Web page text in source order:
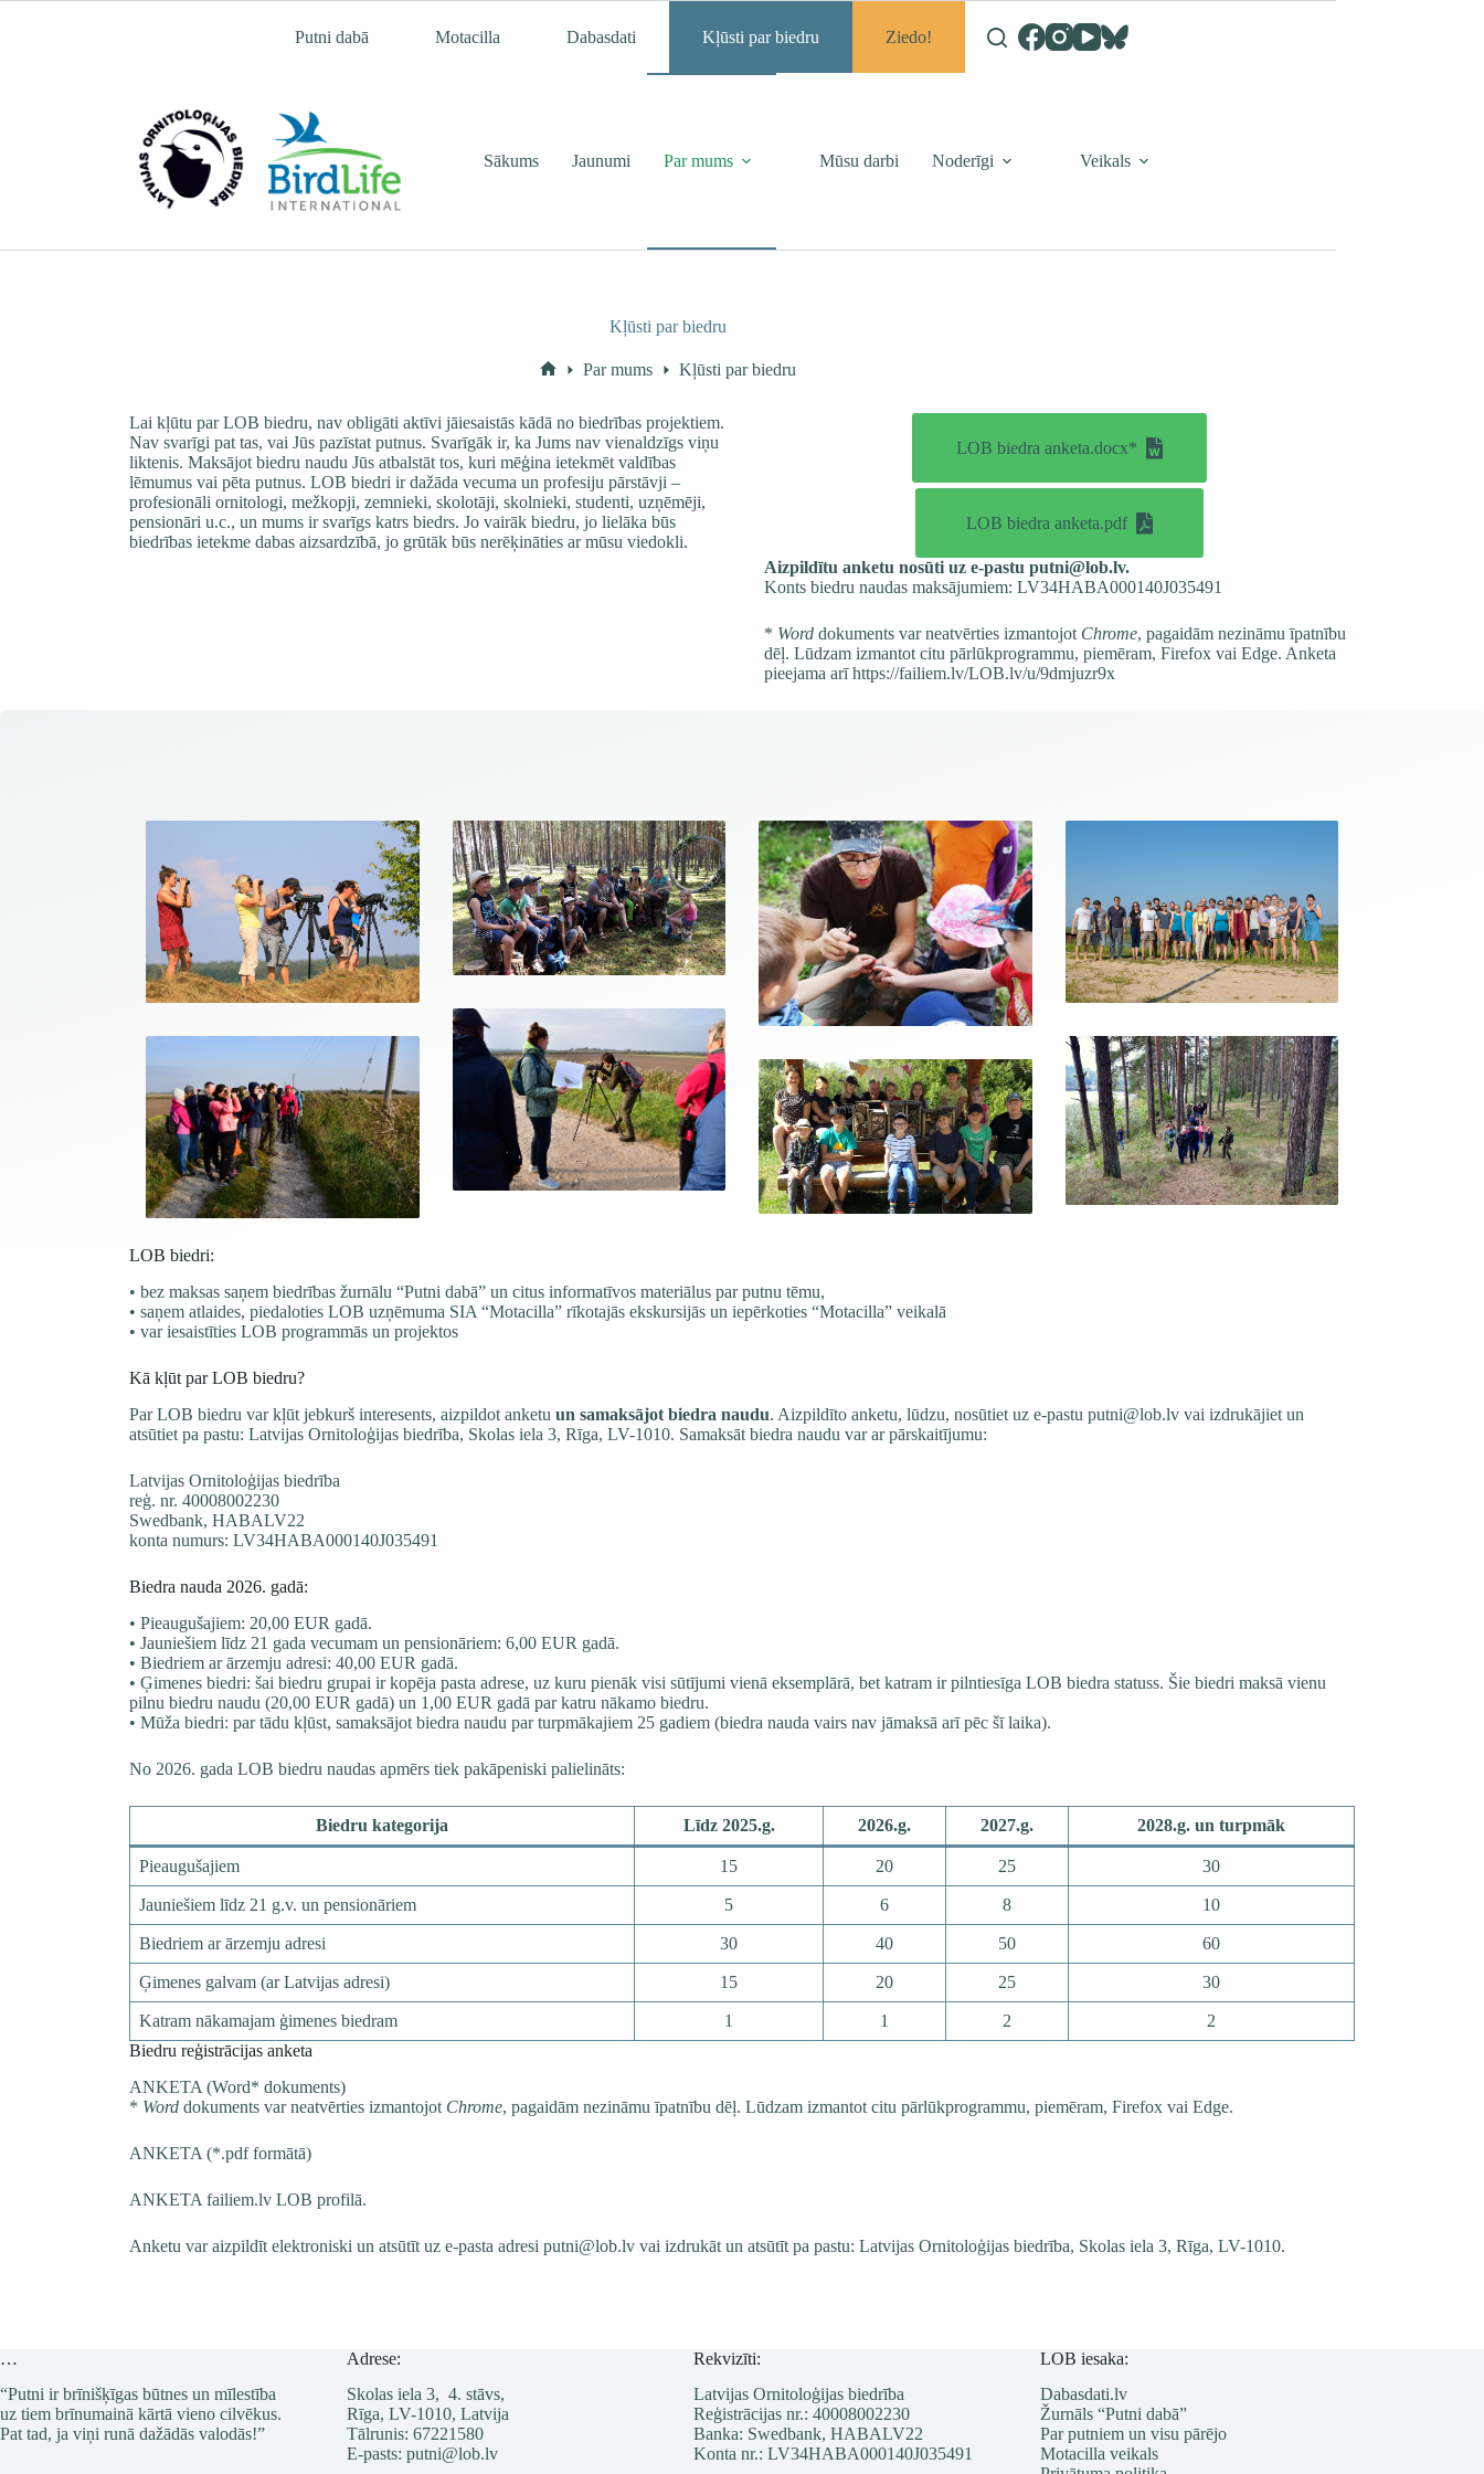
Putni dabā Motacilla Dabasdati Kļūsti par biedru Ziedo!
Sākums Jaunumi Par mums Mūsu darbi Noderīgi Veikals
Kļūsti par biedru
Par mums Kļūsti par biedru
Lai kļūtu par LOB biedru, nav obligāti aktīvi jāiesaistās kādā no biedrības projektiem.
Nav svarīgi pat tas, vai Jūs pazīstat putnus. Svarīgāk ir, ka Jums nav vienaldzīgs viņu
liktenis. Maksājot biedru naudu Jūs atbalstāt tos, kuri mēģina ietekmēt valdības
lēmumus vai pēta putnus. LOB biedri ir dažāda vecuma un profesiju pārstāvji –
profesionāli ornitologi, mežkopji, zemnieki, skolotāji, skolnieki, studenti, uzņēmēji,
pensionāri u.c., un mums ir svarīgs katrs biedrs. Jo vairāk biedru, jo lielāka būs
biedrības ietekme dabas aizsardzībā, jo grūtāk būs nerēķināties ar mūsu viedokli.
LOB biedra anketa.docx*
LOB biedra anketa.pdf
Aizpildītu anketu nosūti uz e-pastuputni@lob.lv.
Konts biedru naudas maksājumiem: LV34HABA000140J035491
* Worddokuments var neatvērties izmantojot Chrome, pagaidām nezināmu īpatnību
dēļ. Lūdzam izmantot citu pārlūkprogrammu, piemēram, Firefox vai Edge. Anketa
pieejama arīhttps://failiem.lv/LOB.lv/u/9dmjuzr9x
LOB biedri:
• bez maksas saņem biedrības žurnālu “Putni dabā” un citus informatīvos materiālus par putnu tēmu,
• saņem atlaides, piedaloties LOB uzņēmuma SIA “Motacilla” rīkotajās ekskursijās un iepērkoties “Motacilla” veikalā
• var iesaistīties LOB programmās un projektos
Kā kļūt par LOB biedru?
Par LOB biedru var kļūt jebkurš interesents, aizpildot anketu un samaksājot biedra naudu. Aizpildīto anketu, lūdzu, nosūtiet uz e-pastu putni@lob.lv vai izdrukājiet un
atsūtiet pa pastu: Latvijas Ornitoloģijas biedrība, Skolas iela 3, Rīga, LV-1010. Samaksāt biedra naudu var ar pārskaitījumu:
Latvijas Ornitoloģijas biedrība
reģ. nr. 40008002230
Swedbank, HABALV22
konta numurs: LV34HABA000140J035491
Biedra nauda 2026. gadā:
• Pieaugušajiem: 20,00 EUR gadā.
• Jauniešiem līdz 21 gada vecumam un pensionāriem: 6,00 EUR gadā.
• Biedriem ar ārzemju adresi: 40,00 EUR gadā.
• Ģimenes biedri: šai biedru grupai ir kopēja pasta adrese, uz kuru pienāk visi sūtījumi vienā eksemplārā, bet katram ir pilntiesīga LOB biedra statuss. Šie biedri maksā vienu
pilnu biedru naudu (20,00 EUR gadā) un 1,00 EUR gadā par katru nākamo biedru.
• Mūža biedri: par tādu kļūst, samaksājot biedra naudu par turpmākajiem 25 gadiem (biedra nauda vairs nav jāmaksā arī pēc šī laika).
No 2026. gada LOB biedru naudas apmērs tiek pakāpeniski palielināts:
Biedru kategorija Līdz 2025.g. 2026.g. 2027.g. 2028.g. un turpmāk
Pieaugušajiem 15 20 25 30
Jauniešiem līdz 21 g.v. un pensionāriem 5 6 8 10
Biedriem ar ārzemju adresi 30 40 50 60
Ģimenes galvam (ar Latvijas adresi) 15 20 25 30
Katram nākamajam ģimenes biedram 1 1 2
2
Biedru reģistrācijas anketa
ANKETA (Word* dokuments)
* Word dokuments var neatvērties izmantojot Chrome, pagaidām nezināmu īpatnību dēļ. Lūdzam izmantot citu pārlūkprogrammu, piemēram, Firefox vai Edge.
ANKETA (*.pdf formātā)
ANKETA failiem.lv LOB profilā.
Anketu var aizpildīt elektroniski un atsūtīt uz e-pasta adresi putni@lob.lv vai izdrukāt un atsūtīt pa pastu: Latvijas Ornitoloģijas biedrība, Skolas iela 3, Rīga, LV-1010.
…
“Putni ir brīnišķīgas būtnes un mīlestība
uz tiem brīnumainā kārtā vieno cilvēkus.
Pat tad, ja viņi runā dažādās valodās!”
Adrese:
Skolas iela 3, 4. stāvs,
Rīga, LV-1010, Latvija
Tālrunis: 67221580
E-pasts: putni@lob.lv
Rekvizīti:
Latvijas Ornitoloģijas biedrība
Reģistrācijas nr.: 40008002230
Banka: Swedbank, HABALV22
Konta nr.: LV34HABA000140J035491
LOB iesaka:
Dabasdati.lv
Žurnāls “Putni dabā”
Par putniem un visu pārējo
Motacilla veikals